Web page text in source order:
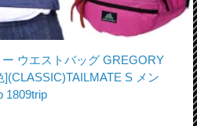
ー ウエストバッグ GREGORY
S メン
1809trip